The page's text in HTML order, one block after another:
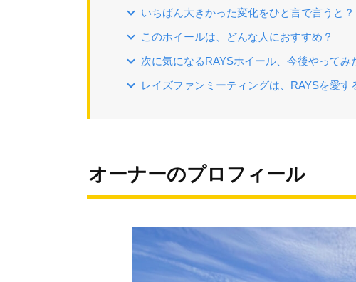
いちばん大きかった変化をひと言で言うと？
このホイールは、どんな人におすすめ？
次に気になるRAYSホイール、今後やってみ
レイズファンミーティングは、RAYSを愛
オーナーのプロフィール